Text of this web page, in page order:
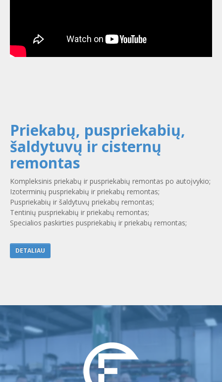
Priekabų, puspriekabių,
šaldytuvų ir cisternų
remontas
Kompleksinis priekabų ir puspriekabių remontas po autoįvykio;
Izoterminių puspriekabių ir priekabų remontas;
Puspriekabių ir šaldytuvų priekabų remontas;
Tentinių puspriekabių ir priekabų remontas;
Specialios paskirties puspriekabių ir priekabų remontas;
DETALIAU